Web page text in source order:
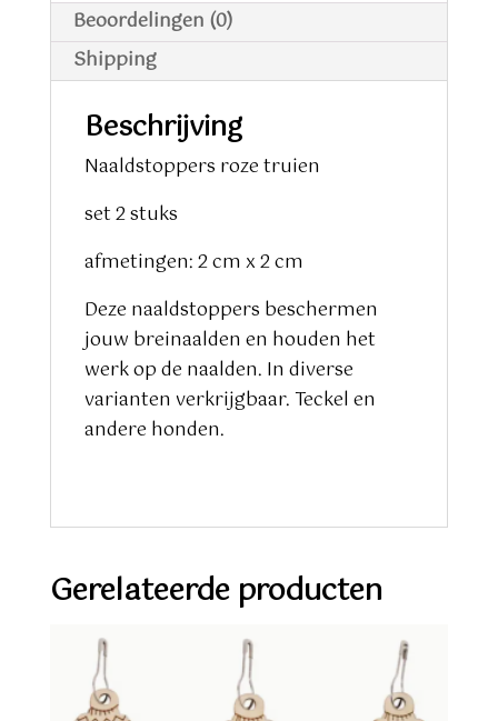
Beoordelingen (0)
Shipping
Beschrijving
Naaldstoppers roze truien
set 2 stuks
afmetingen: 2 cm x 2 cm
Deze naaldstoppers beschermen
jouw breinaalden en houden het
werk op de naalden. In diverse
varianten verkrijgbaar. Teckel en
andere honden.
Gerelateerde producten